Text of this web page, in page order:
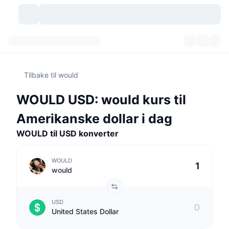
Historiske øyeblikksbilder
Tokenopplåsninger
Aktiva i den virkelige verden
Spotmarked
Antall kryptovalutaer
Bitcoin Kassebeholdninger
BNB Kassebeholdninger
Signaler
Populært
Ny
Meme-utforsker
Sentraliserte børser
Spot
Desentraliserte børser
Samfunn
Nyhetsstrøm
Direktesendinger
Krypto-API
Produkter
Tilbake til would
WOULD USD: would kurs til
Amerikanske dollar i dag
WOULD til USD konverter
WOULD
would
USD
United States Dollar